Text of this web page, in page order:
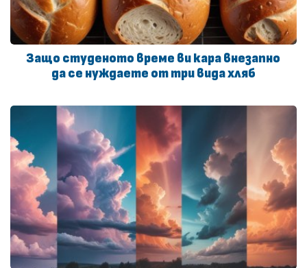
Защо студеното време ви кара внезапно
да се нуждаете от три вида хляб